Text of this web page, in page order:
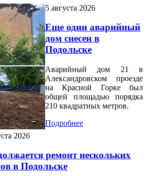
5 августа 2026
Еще один аварийный
дом снесен в
Подольске
Аварийный дом 21 в
Александровском проезде
на Красной Горке был
общей площадью порядка
210 квадратных метров.
Подробнее
2026
ремонт нескольких
в Подольске